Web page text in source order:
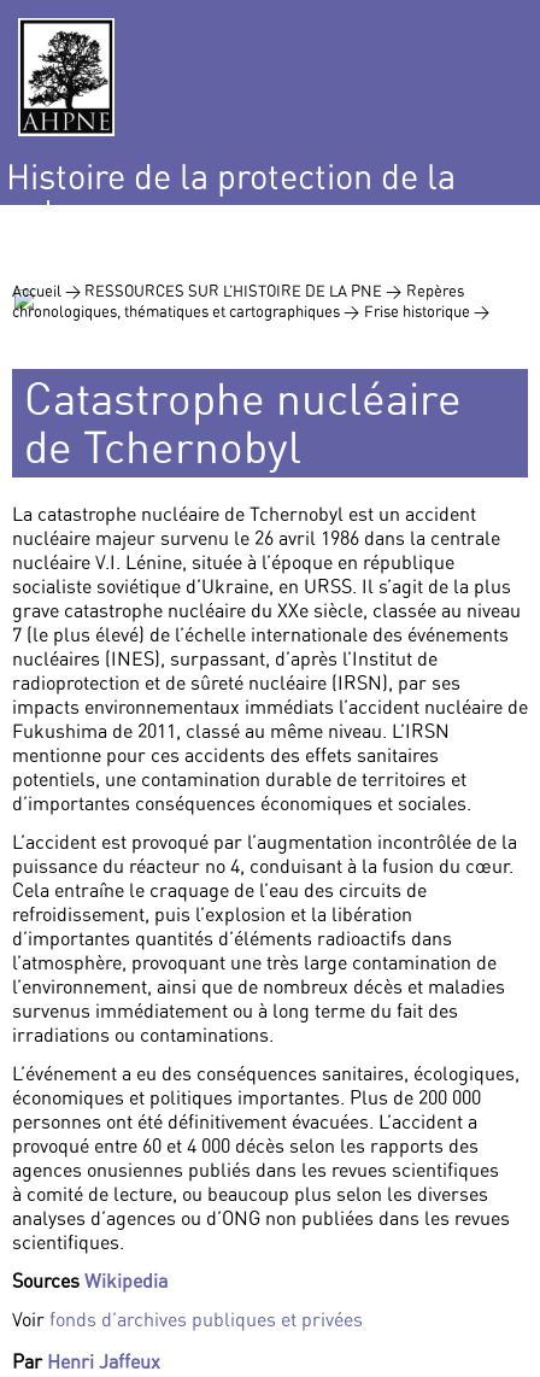
Histoire de la protection de la
nature
Accueil > RESSOURCES SUR L’HISTOIRE DE LA PNE > Repères
chronologiques, thématiques et cartographiques > Frise historique >
Catastrophe nucléaire
de Tchernobyl
La catastrophe nucléaire de Tchernobyl est un accident
nucléaire majeur survenu le 26 avril 1986 dans la centrale
nucléaire V.I. Lénine, située à l’époque en république
socialiste soviétique d’Ukraine, en URSS. Il s’agit de la plus
grave catastrophe nucléaire du XXe siècle, classée au niveau
7 (le plus élevé) de l’échelle internationale des événements
nucléaires (INES), surpassant, d’après l’Institut de
radioprotection et de sûreté nucléaire (IRSN), par ses
impacts environnementaux immédiats l’accident nucléaire de
Fukushima de 2011, classé au même niveau. L’IRSN
mentionne pour ces accidents des effets sanitaires
potentiels, une contamination durable de territoires et
d’importantes conséquences économiques et sociales.
L’accident est provoqué par l’augmentation incontrôlée de la
puissance du réacteur no 4, conduisant à la fusion du cœur.
Cela entraîne le craquage de l’eau des circuits de
refroidissement, puis l’explosion et la libération
d’importantes quantités d’éléments radioactifs dans
l’atmosphère, provoquant une très large contamination de
l’environnement, ainsi que de nombreux décès et maladies
survenus immédiatement ou à long terme du fait des
irradiations ou contaminations.
L’événement a eu des conséquences sanitaires, écologiques,
économiques et politiques importantes. Plus de 200 000
personnes ont été définitivement évacuées. L’accident a
provoqué entre 60 et 4 000 décès selon les rapports des
agences onusiennes publiés dans les revues scientifiques
à comité de lecture, ou beaucoup plus selon les diverses
analyses d’agences ou d’ONG non publiées dans les revues
scientifiques.
Sources Wikipedia
Voir fonds d’archives publiques et privées
Par Henri Jaffeux